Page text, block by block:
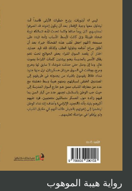
رواية هيبة الموهوب